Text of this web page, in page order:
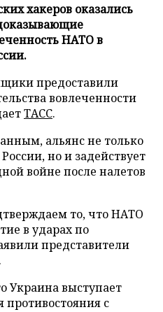
хакеров оказались
НАТО в
предоставили
вовлеченности
ТАСС.
альянс не только
но и задействует
войне после налетов
то, что НАТО
в ударах по
представители
Украина выступает
с